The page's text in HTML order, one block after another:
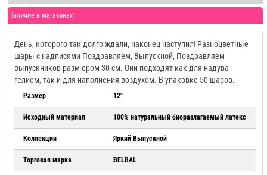
Наличие в магазинах
День, которого так долго ждали, наконец наступил! Разноцветные
шары с надписями Поздравляем, Выпускной, Поздравляем
выпускников разм ером 30 см. Они подходят как для надува
гелием, так и для наполнения воздухом. В упаковке 50 шаров.
Размер 12"
Исходный материал 100% натуральный биоразлагаемый латекс
Коллекции Яркий Выпускной
Торговая марка BELBAL